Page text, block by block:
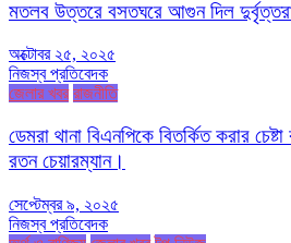
মতলব উত্তরে বসতঘরে আগুন দিল
অক্টোবর ২৫, ২০২৫
নিজস্ব প্রতিবেদক
জেলার খবর রাজনীতি
ডেমরা থানা বিএনপিকে বিতর্কিত করার
রতন চেয়ারম্যান।
সেপ্টেম্বর ৯, ২০২৫
নিজস্ব প্রতিবেদক